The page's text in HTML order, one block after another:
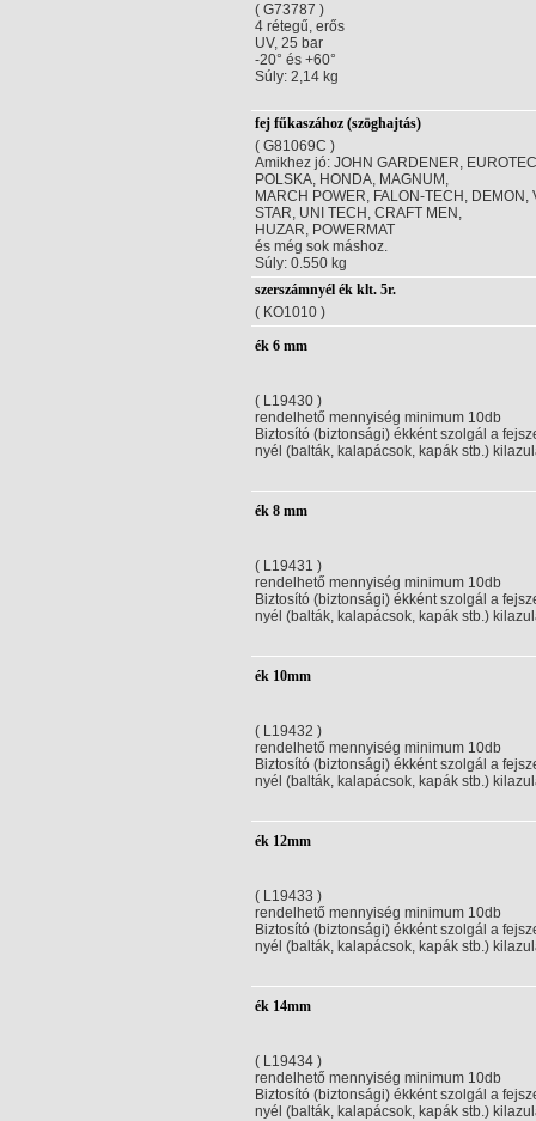
( G73787 )
4 rétegű, erős
UV, 25 bar
-20° és +60°
Súly: 2,14 kg
fej fűkaszához (szöghajtás)
( G81069C )
Amikhez jó: JOHN GARDENER,
POLSKA, HONDA, MAGNUM,
MARCH POWER, FALON-TECH, DEMON,
STAR, UNI TECH, CRAFT MEN,
HUZAR, POWERMAT
és még sok máshoz.
Súly: 0.550 kg
szerszámnyél ék klt. 5r.
( KO1010 )
ék 6 mm
( L19430 )
rendelhető mennyiség minimum 10db
Biztosító (biztonsági) ékként szolgál a
nyél (balták, kalapácsok, kapák stb.)
ék 8 mm
( L19431 )
rendelhető mennyiség minimum 10db
Biztosító (biztonsági) ékként szolgál a
nyél (balták, kalapácsok, kapák stb.)
ék 10mm
( L19432 )
rendelhető mennyiség minimum 10db
Biztosító (biztonsági) ékként szolgál a
nyél (balták, kalapácsok, kapák stb.)
ék 12mm
( L19433 )
rendelhető mennyiség minimum 10db
Biztosító (biztonsági) ékként szolgál a
nyél (balták, kalapácsok, kapák stb.)
ék 14mm
( L19434 )
rendelhető mennyiség minimum 10db
Biztosító (biztonsági) ékként szolgál a
nyél (balták, kalapácsok, kapák stb.)